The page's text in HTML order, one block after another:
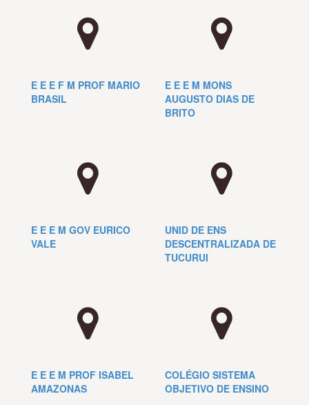
E E E F M PROF MARIO
BRASIL
E E E M MONS
AUGUSTO DIAS DE
BRITO
E E E M GOV EURICO
VALE
UNID DE ENS
DESCENTRALIZADA DE
TUCURUI
E E E M PROF ISABEL
AMAZONAS
COLÉGIO SISTEMA
OBJETIVO DE ENSINO